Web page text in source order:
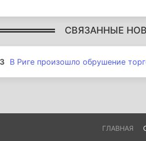
СВЯЗАННЫЕ
В Риге произошло обрушение
ГЛАВНАЯ